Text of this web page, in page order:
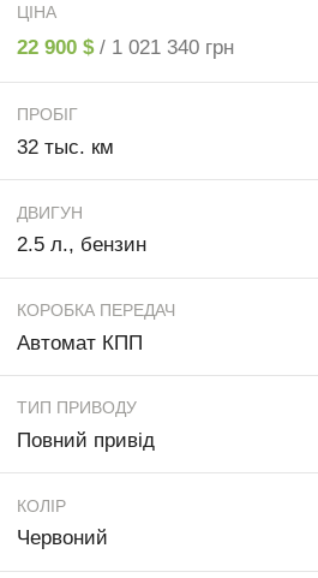
ЦІНА
22 900 $ / 1 021 340 грн
ПРОБІГ
32 тыс. км
ДВИГУН
2.5 л., бензин
КОРОБКА ПЕРЕДАЧ
Автомат КПП
ТИП ПРИВОДУ
Повний привід
КОЛІР
Червоний